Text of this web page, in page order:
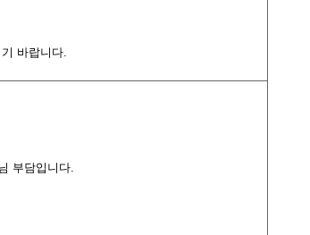
바랍니다.
부담입니다.